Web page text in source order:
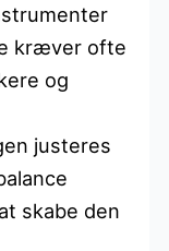
kræver ofte
og
justeres
skabe den